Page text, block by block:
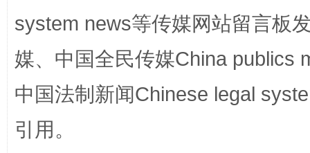
system news等传媒网站留言板
媒、中国全民传媒China publics
中国法制新闻Chinese legal
引用。